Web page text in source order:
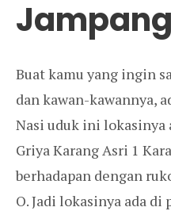
Jampang
Buat kamu yang ingin
dan kawan-kawannya,
Nasi uduk ini lokasinya
Griya Karang Asri 1
berhadapan dengan
O. Jadi lokasinya ada